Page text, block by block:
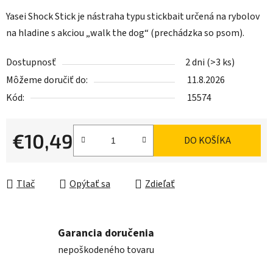
Yasei Shock Stick je nástraha typu stickbait určená na rybolov
na hladine s akciou „walk the dog“ (prechádzka so psom).
Dostupnosť 2 dni (>3 ks)
Môžeme doručiť do:
11.8.2026
Kód:
15574
€10,49
Jednotková cena:
DO KOŠÍKA
Tlač Opýtať sa Zdieľať
Garancia doručenia
nepoškodeného tovaru